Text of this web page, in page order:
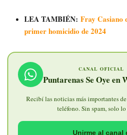
LEA TAMBIÉN: Fray Casiano
primer homicidio de 2024
CANAL OFICIAL
Puntarenas Se Oye en
Recibí las noticias más importantes
teléfono. Sin spam, solo
Unirme al canal